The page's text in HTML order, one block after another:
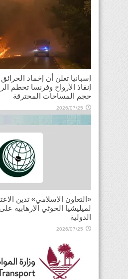
إسبانيا تعلن أن إخماد
إنقاذ الأرواح وفرنسا تحطم
حجم المساحات المحترقة
2026/07/25
«التعاون الإسلامي» تدين
لميليشيا الحوثي الإرهابية
الدولية
2026/07/25